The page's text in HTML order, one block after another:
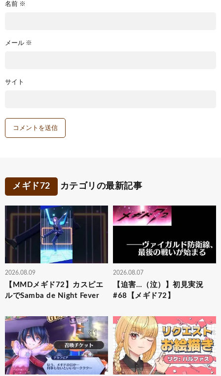
名前 ※
メール ※
サイト
メギド72 カテゴリの最新記事
2026.08.09
【MMDメギド72】カスピエ
ルでSamba de Night Fever
2026.08.07
【迫害…（泣）】初見実況
#68【メギド72】